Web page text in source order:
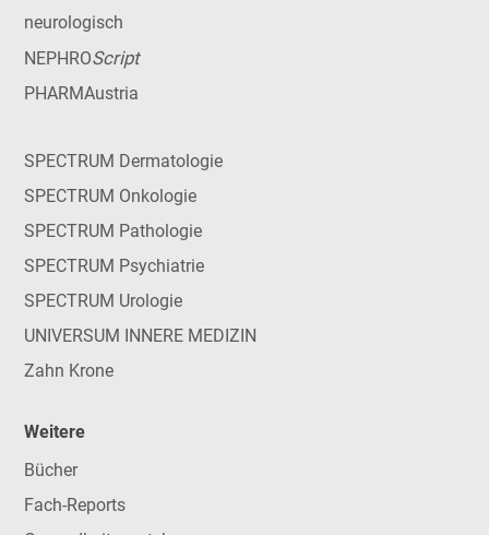
neurologisch
NEPHROScript
PHARMAustria
SPECTRUM Dermatologie
SPECTRUM Onkologie
SPECTRUM Pathologie
SPECTRUM Psychiatrie
SPECTRUM Urologie
UNIVERSUM INNERE MEDIZIN
Zahn Krone
Weitere
Bücher
Fach-Reports